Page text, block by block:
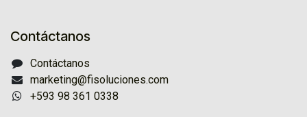
Contáctanos
Contáctanos
marketing@fisoluciones.com
+593 98 361 0338